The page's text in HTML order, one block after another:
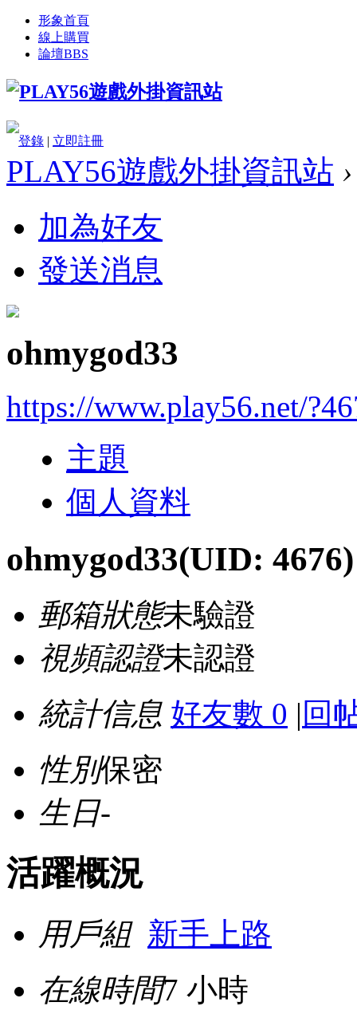
形象首頁
線上購買
論壇BBS
登錄 | 立即註冊
PLAY56遊戲外掛資訊站 ›
加為好友
發送消息
ohmygod33
https://www.play56.net/
主題
個人資料
ohmygod33(UID: 4676)
郵箱狀態未驗證
視頻認證未認證
統計信息 好友數 0 | 回
性別保密
生日-
活躍概況
用戶組 新手上路
在線時間7 小時